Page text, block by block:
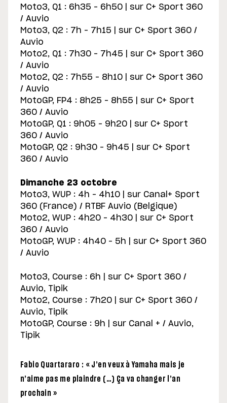
Moto3, Q1 : 6h35 – 6h50 | sur C+ Sport 360
/ Auvio
Moto3, Q2 : 7h – 7h15 | sur C+ Sport 360 /
Auvio
Moto2, Q1 : 7h30 – 7h45 | sur C+ Sport 360
/ Auvio
Moto2, Q2 : 7h55 – 8h10 | sur C+ Sport 360
/ Auvio
MotoGP, FP4 : 8h25 – 8h55 | sur C+ Sport
360 / Auvio
MotoGP, Q1 : 9h05 – 9h20 | sur C+ Sport
360 / Auvio
MotoGP, Q2 : 9h30 – 9h45 | sur C+ Sport
360 / Auvio
Dimanche 23 octobre
Moto3, WUP : 4h – 4h10 | sur Canal+ Sport
360 (France) / RTBF Auvio (Belgique)
Moto2, WUP : 4h20 – 4h30 | sur C+ Sport
360 / Auvio
MotoGP, WUP : 4h40 – 5h | sur C+ Sport 360
/ Auvio
Moto3, Course : 6h | sur C+ Sport 360 /
Auvio, Tipik
Moto2, Course : 7h20 | sur C+ Sport 360 /
Auvio, Tipik
MotoGP, Course : 9h | sur Canal + / Auvio,
Tipik
Fabio Quartararo : « J’en veux à Yamaha mais je
n’aime pas me plaindre (…) Ça va changer l’an
prochain »